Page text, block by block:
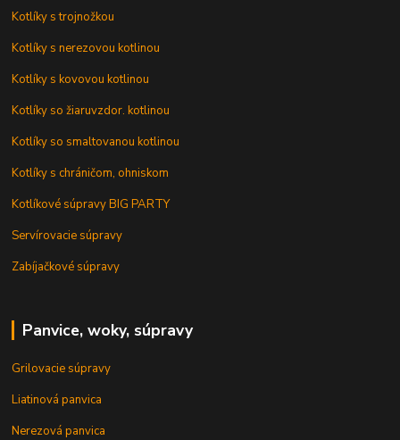
Kotlíky s trojnožkou
Kotlíky s nerezovou kotlinou
Kotlíky s kovovou kotlinou
Kotlíky so žiaruvzdor. kotlinou
Kotlíky so smaltovanou kotlinou
Kotlíky s chráničom, ohniskom
Kotlíkové súpravy BIG PARTY
Servírovacie súpravy
Zabíjačkové súpravy
Panvice, woky, súpravy
Grilovacie súpravy
Liatinová panvica
Nerezová panvica